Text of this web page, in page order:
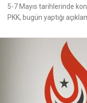
5-7 Mayıs tarihlerinde
PKK, bugün yaptığı